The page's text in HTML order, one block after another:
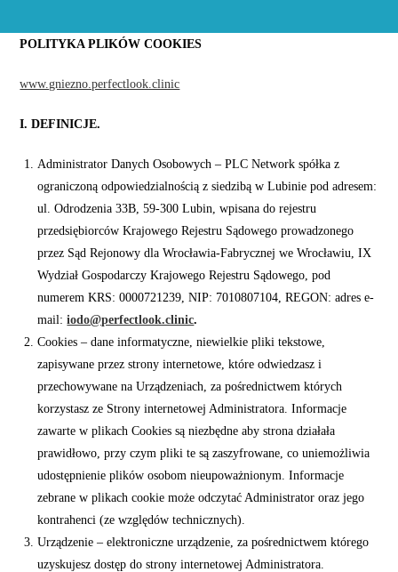
POLITYKA PLIKÓW COOKIES
www.gniezno.perfectlook.clinic
I. DEFINICJE.
Administrator Danych Osobowych – PLC Network spółka z
ograniczoną odpowiedzialnością z siedzibą w Lubinie pod adresem:
ul. Odrodzenia 33B, 59-300 Lubin, wpisana do rejestru
przedsiębiorców Krajowego Rejestru Sądowego prowadzonego
przez Sąd Rejonowy dla Wrocławia-Fabrycznej we Wrocławiu, IX
Wydział Gospodarczy Krajowego Rejestru Sądowego, pod
numerem KRS: 0000721239, NIP: 7010807104, REGON: adres e-
mail:iodo@perfectlook.clinic.
Cookies – dane informatyczne, niewielkie pliki tekstowe,
zapisywane przez strony internetowe, które odwiedzasz i
przechowywane na Urządzeniach, za pośrednictwem których
korzystasz ze Strony internetowej Administratora. Informacje
zawarte w plikach Cookies są niezbędne aby strona działała
prawidłowo, przy czym pliki te są zaszyfrowane, co uniemożliwia
udostępnienie plików osobom nieupoważnionym. Informacje
zebrane w plikach cookie może odczytać Administrator oraz jego
kontrahenci (ze względów technicznych).
Urządzenie – elektroniczne urządzenie, za pośrednictwem którego
uzyskujesz dostęp do strony internetowej Administratora.